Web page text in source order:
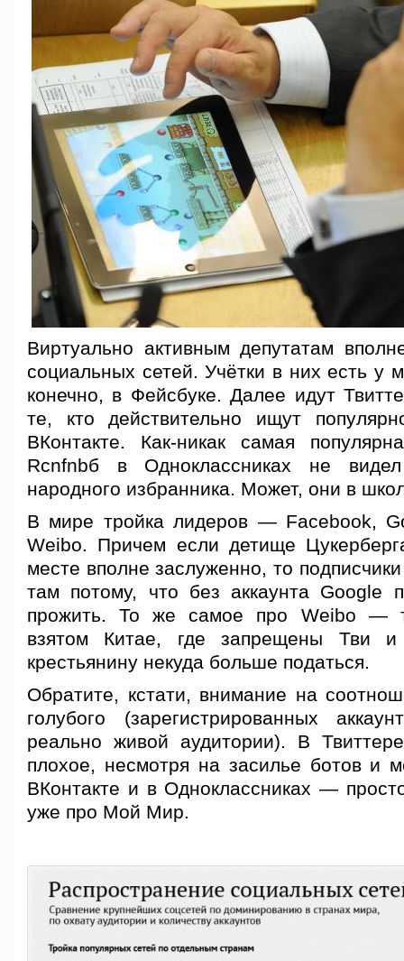
Виртуально активным депутатам
социальных сетей. Учётки в них есть у
конечно, в Фейсбуке. Далее идут
те, кто действительно ищут
ВКонтакте. Как-никак самая
Rcnfnbб в Одноклассниках не
народного избранника. Может, они в
В мире тройка лидеров — Facebook,
Weibo. Причем если детище
месте вполне заслуженно, то
там потому, что без аккаунта Google
прожить. То же самое про Weibo —
взятом Китае, где запрещены Тви
крестьянину некуда больше податься.
Обратите, кстати, внимание на
голубого (зарегистрированных
реально живой аудитории). В
плохое, несмотря на засилье ботов и
ВКонтакте и в Одноклассниках —
уже про Мой Мир.